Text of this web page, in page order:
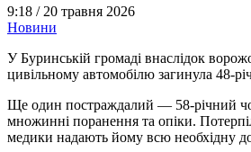
9:18 / 20 травня 2026
Новини
У Буринській громаді внаслідок
цивільному автомобілю загинула 48-
Ще один постраждалий — 58-річний
множинні поранення та опіки.
медики надають йому всю необхідну